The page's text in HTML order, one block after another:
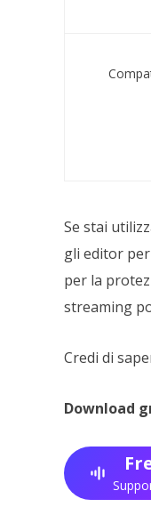
Se stai
gli editor
per la
streaming
Credi di
Download